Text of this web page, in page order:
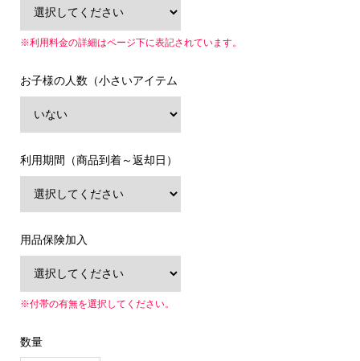
※利用料金の詳細はページ下に表記されています。
お子様の人数（小さいアイテム
利用期間（商品到着～返却日）
用品保険加入
※付帯の有無を選択してください。
数量